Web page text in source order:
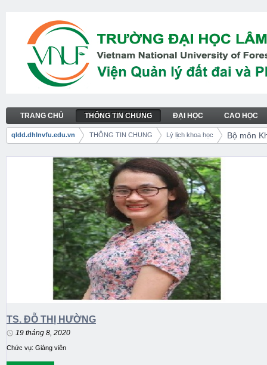
Bộ môn Khuyến nông và KHCT
Thực đơn
TRANG CHỦ THÔNG TIN CHUNG ĐẠI HỌC CAO HỌC
Đường dẫn liên kết (breadcrumb)
qldd.dhlnvfu.edu.vn THÔNG TIN CHUNG Lý lịch khoa học Bộ môn
TS. ĐỖ THỊ HƯỜNG
19 tháng 8, 2020
Chức vụ: Giảng viên